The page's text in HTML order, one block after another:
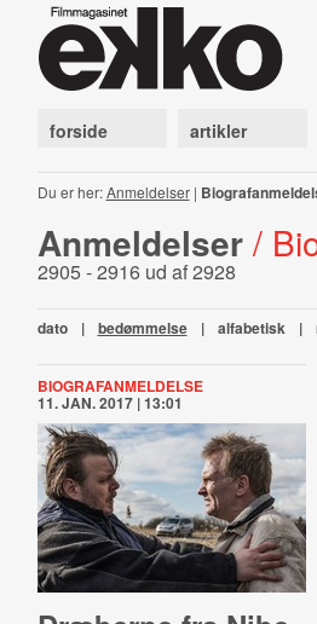
forside artikler
Du er her:Anmeldelser|
Anmeldelser /
2905 - 2916 ud af 2928
dato | bedømmelse | alfabetisk |
BIOGRAFANMELDELSE
11. JAN. 2017 | 13:01